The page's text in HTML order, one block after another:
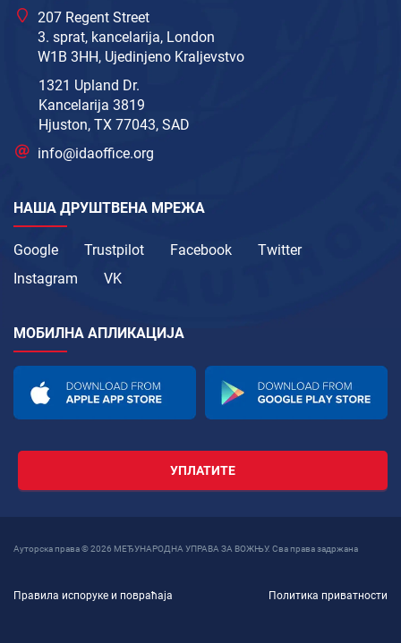
207 Regent Street
3. sprat, kancelarija, London
W1B 3HH, Ujedinjeno Kraljevstvo
1321 Upland Dr.
Kancelarija 3819
Hjuston, TX 77043, SAD
info@idaoffice.org
НАША ДРУШТВЕНА МРЕЖА
Google Trustpilot Facebook
Twitter
Instagram
VK
МОБИЛНА АПЛИКАЦИЈА
УПЛАТИТЕ
Ауторска права © 2026 МЕЂУНАРОДНА УПРАВА ЗА ВОЖЊУ. Сва права задржана
Правила испоруке и повраћаја Политика приватности